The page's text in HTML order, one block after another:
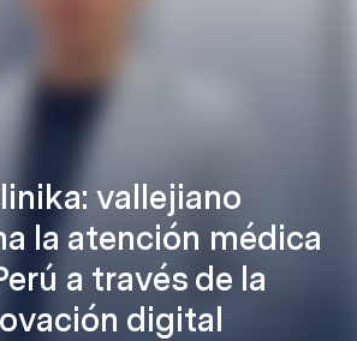
vallejiano
la atención médica
a través de la
digital